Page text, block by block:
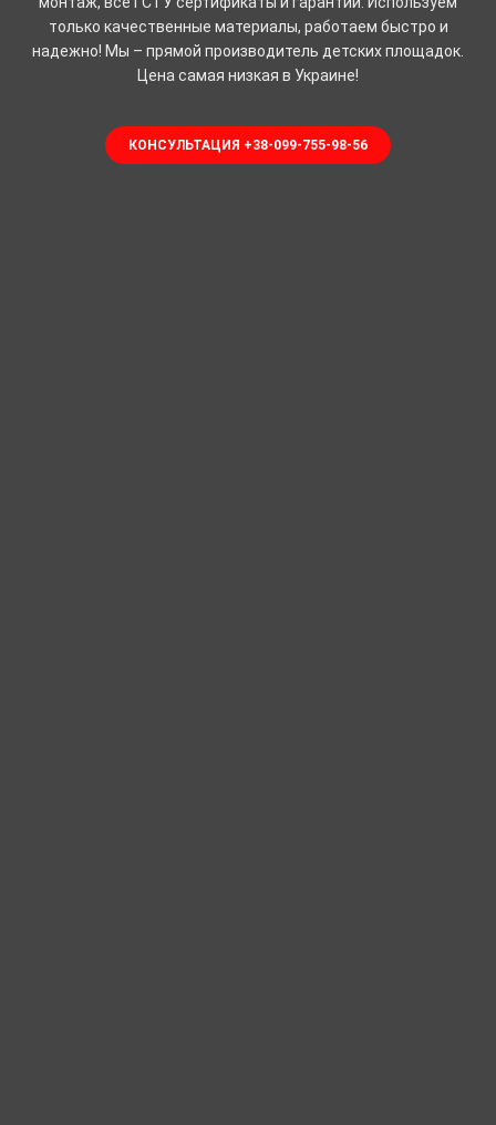
только качественные материалы, работаем быстро и
надежно! Мы – прямой производитель детских площадок.
Цена самая низкая в Украине!
КОНСУЛЬТАЦИЯ +38-099-755-98-56